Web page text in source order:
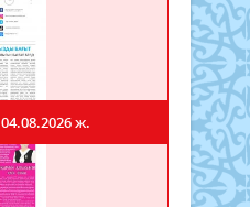
04.08.2026 ж.